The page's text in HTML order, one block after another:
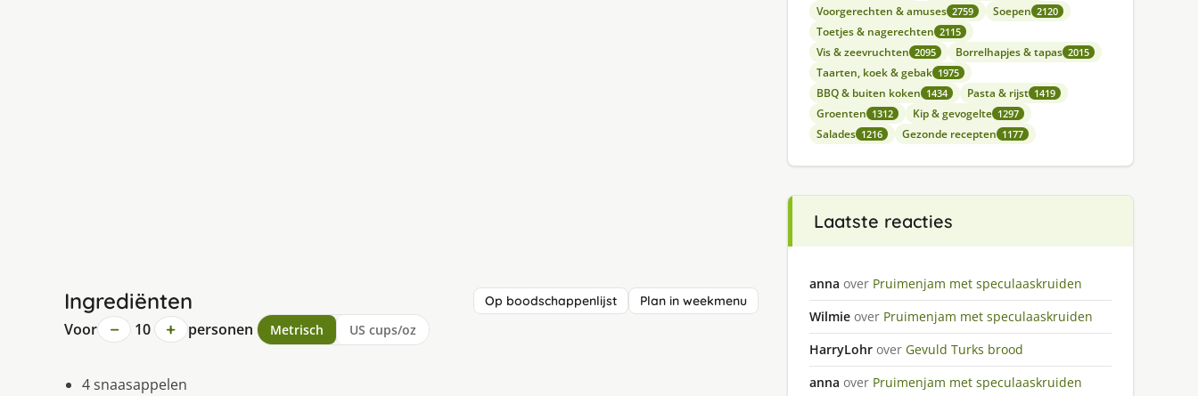
Ingrediënten Op boodschappenlijst Plan in weekmenu
Voor − 10 + personen Metrisch US cups/oz
4 snaasappelen
Voorgerechten & amuses 2759 Soepen 2120
Toetjes & nagerechten 2115
Vis & zeevruchten 2095 Borrelhapjes & tapas 2015
Taarten, koek & gebak 1975
BBQ & buiten koken 1434 Pasta & rijst 1419
Groenten 1312 Kip & gevogelte 1297
Salades 1216 Gezonde recepten 1177
Laatste reacties
anna over Pruimenjam met speculaaskruiden
Wilmie over Pruimenjam met speculaaskruiden
HarryLohr over Gevuld Turks brood
anna over Pruimenjam met speculaaskruiden